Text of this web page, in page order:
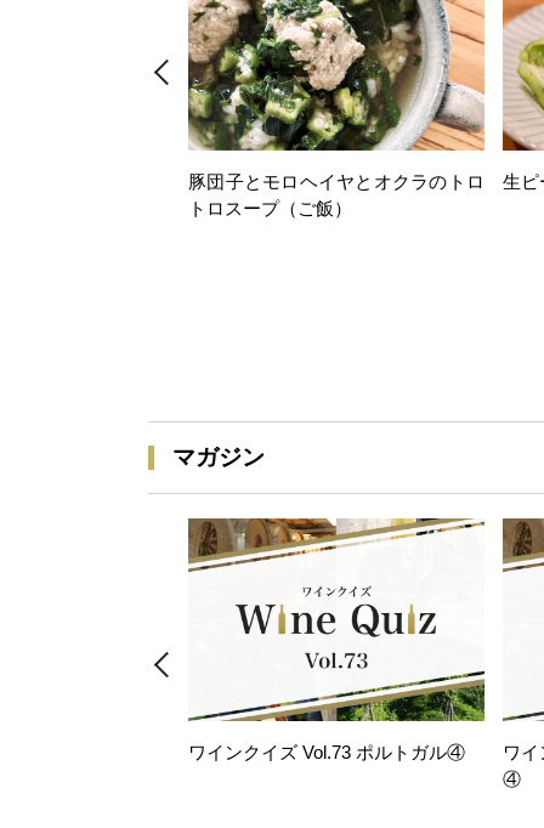
豚団子とモロヘイヤとオクラのトロ
トロスープ（ご飯）
生ピ
マガジン
ワインクイズ Vol.73 ポルトガル④
ワ
④